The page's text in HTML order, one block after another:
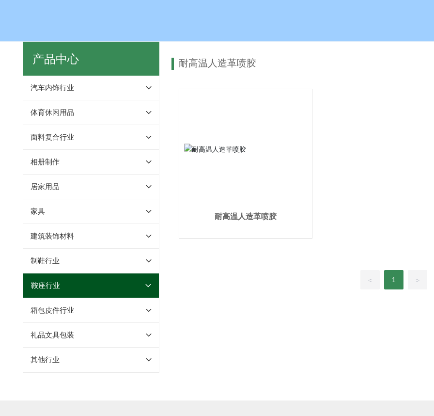
产品中心
汽车内饰行业
体育休闲用品
面料复合行业
相册制作
居家用品
家具
建筑装饰材料
制鞋行业
鞍座行业
箱包皮件行业
礼品文具包装
其他行业
耐高温人造革喷胶
耐高温人造革喷胶
< 1 >